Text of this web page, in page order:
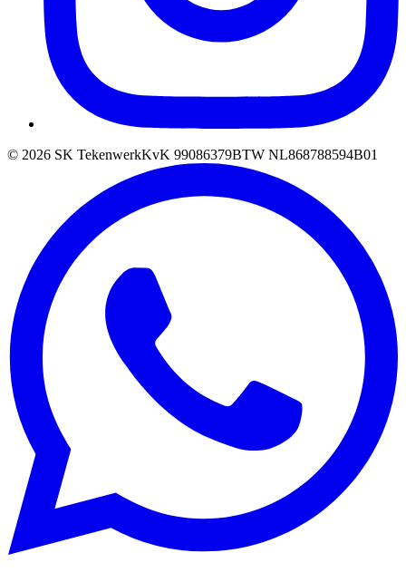
© 2026 SK TekenwerkKvK 99086379BTW NL868788594B01